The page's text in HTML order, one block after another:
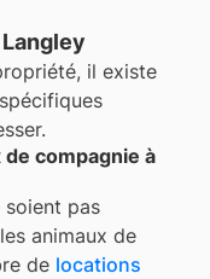
il existe
compagnie à
soient pas
animaux de
de locations